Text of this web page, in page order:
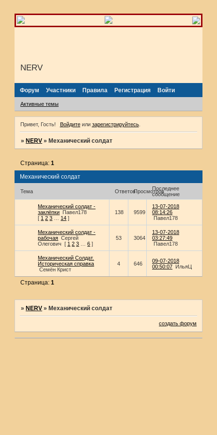
NERV
Форум Участники Правила Регистрация Войти
Активные темы
Привет, Гость! Войдитеили зарегистрируйтесь.
»NERV »Механический солдат
Механический солдат
Страница:1
Тема ОтветовПросмотровПоследнее
сообщение
Механический солдат -
заклёпки
Павел178
[ 1 2 3 14 ]
138 9599
13-07-2018
08:14:26
Павел178
Механический солдат -
рабочая Сергей
Олегович
[ 1 2 3 6 ]
53 3064
13-07-2018
03:27:49
Павел178
Механический Солдат.
Историческая справка
Семён Крист
4 646
09-07-2018
00:50:07
ИльяЦ
Страница:1
»NERV »Механический солдат
создать форум